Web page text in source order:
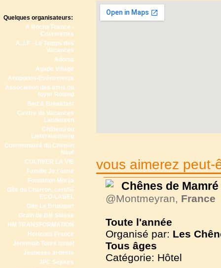
Quelques organisateurs:
A Rocha France -
Courmettes
A.J.F - Le Temps des
Vacances
Adonia
Agape Village
Antipodes-Evénements
Association des amis du
foyer Roland
Bed & Breakfast
Centre de Vacances
Landersen
Château du
Liebfrauenberg
Communauté du Chemin
Neuf
CULTIVER LA VIE
Famille Je t'aime
Fondation Morija
Gîte du Charron, certifié
ECO-LABEL
Gite Le Brusquet
Grain de Blé Suisse
HM TRANSFORMATION
Horizons France
Jeremiah Tours Israël
Jeunesse ardente
JPC Séjours
vous aimerez peut-
Chênes de Mamré
@Montmeyran, France
Toute l'année
Organisé par: Les
Tous âges
Catégorie: Hôtel